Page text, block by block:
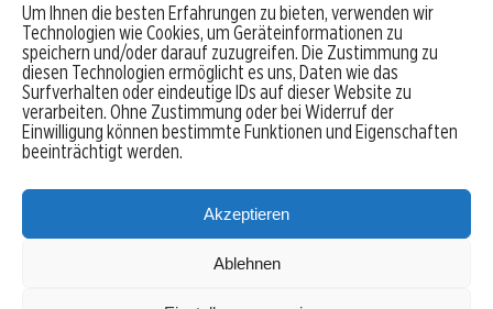
Um Ihnen die besten Erfahrungen zu bieten, verwenden wir
Technologien wie Cookies, um Geräteinformationen zu
speichern und/oder darauf zuzugreifen. Die Zustimmung zu
diesen Technologien ermöglicht es uns, Daten wie das
Surfverhalten oder eindeutige IDs auf dieser Website zu
verarbeiten. Ohne Zustimmung oder bei Widerruf der
Einwilligung können bestimmte Funktionen und Eigenschaften
beeinträchtigt werden.
Akzeptieren
Ablehnen
Robo-Advisor vergleichen
Depotvergleich
Festgeld vergleichen
Tagesgeld vergleichen